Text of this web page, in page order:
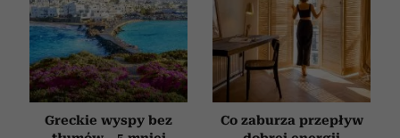
Greckie wyspy bez
Co zaburza przepływ